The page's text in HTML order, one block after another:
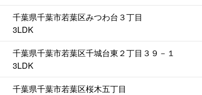
千葉県千葉市若葉区みつわ台３丁目
3LDK
千葉県千葉市若葉区千城台東２丁目３９－１
3LDK
千葉県千葉市若葉区桜木五丁目